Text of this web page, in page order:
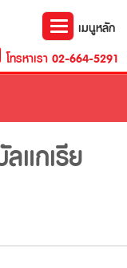
Toggle
navigation
เมนูหลัก
โทรหาเรา 02-664-5291
แกเรีย